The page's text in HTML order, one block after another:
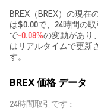
BREX（BREX）の現在
は$0.00で、24時間の
で-0.08%の変動があり
はリアルタイムで更新
す。
BREX 価格 データ
24時間取引です